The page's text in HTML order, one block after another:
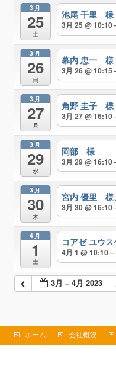
3月
25
土
池尾 千里 様
3月 25 @ 10:10
3月
26
日
幕内 忠一 様
3月 26 @ 10:15
3月
27
月
角野 圭子 様
3月 27 @ 16:10
3月
29
水
岡部 様
3月 29 @ 16:10
3月
30
木
宮内 優里
3月 30 @ 16:10
4月
1
土
コアゼ ユウ
4月 1 @ 10:10
3月 – 4月 2023
ホーム 会社概況